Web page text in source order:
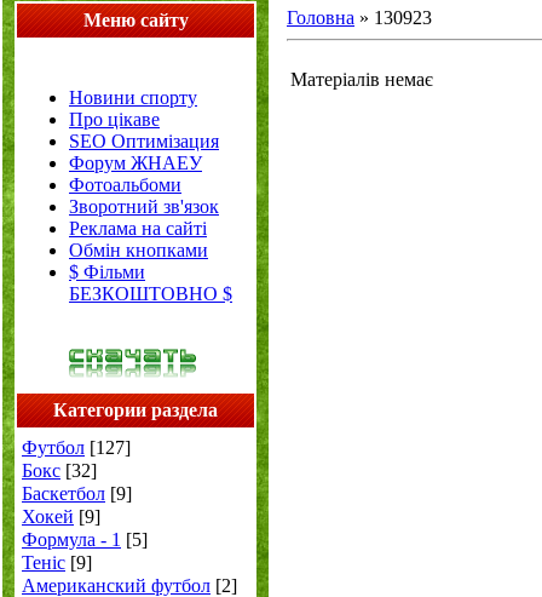
Меню сайту
Новини спорту
Про цікаве
SEO Оптимізация
Форум ЖНАЕУ
Фотоальбоми
Зворотний зв'язок
Реклама на сайті
Обмін кнопками
$ Фільми
БЕЗКОШТОВНО $
Категории раздела
Футбол [127]
Бокс [32]
Баскетбол [9]
Хокей [9]
Формула - 1 [5]
Теніс [9]
Американский футбол [2]
Головна » 130923
Матеріалів немає